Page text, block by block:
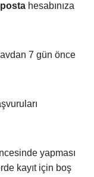
hesabınıza
7 gün önce
yapması
kayıt için boş